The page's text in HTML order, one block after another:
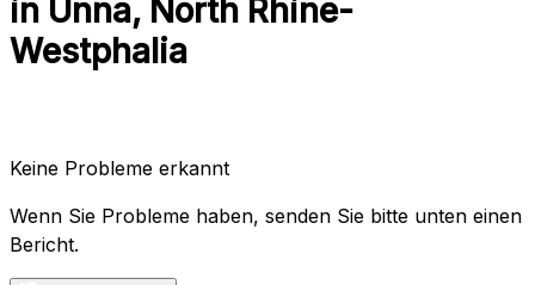
in Unna, North Rhine-
Westphalia
Keine Probleme erkannt
Wenn Sie Probleme haben, senden Sie bitte unten einen
Bericht.